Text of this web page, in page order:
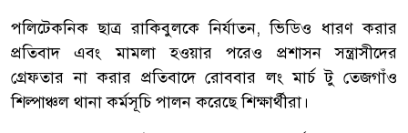
পলিটেকনিক ছাত্র রাকিবুলকে নির্যাতন, ভিডিও ধারণ করার
প্রতিবাদ এবং মামলা হওয়ার পরেও প্রশাসন সন্ত্রাসীদের
গ্রেফতার না করার প্রতিবাদে রোববার লং মার্চ টু তেজগাঁও
শিল্পাঞ্চল থানা কর্মসূচি পালন করেছে শিক্ষার্থীরা।